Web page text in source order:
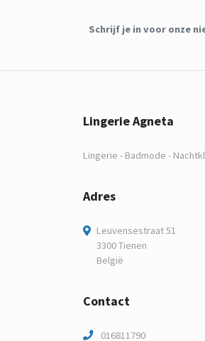
Schrijf je in voor onze
Lingerie Agneta
Lingerie - Badmode -
Adres
Leuvensestraat 51
3300 Tienen
België
Contact
016811790